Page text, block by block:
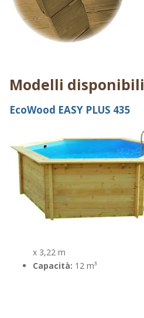
Modelli disponibili
EcoWood EASY PLUS 435
x 3,22 m
Capacità: 12 m³